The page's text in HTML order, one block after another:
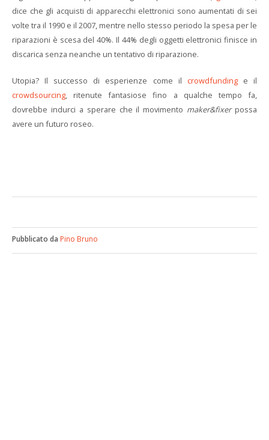
dice che gli acquisti di apparecchi elettronici sono aumentati di sei
volte tra il 1990 e il 2007, mentre nello stesso periodo la spesa per le
riparazioni è scesa del 40%. Il 44% degli oggetti elettronici finisce in
discarica senza neanche un tentativo di riparazione.
Utopia? Il successo di esperienze come il crowdfundinge il
crowdsourcing, ritenute fantasiose fino a qualche tempo fa,
dovrebbe indurci a sperare che il movimento maker&fixerpossa
avere un futuro roseo.
Pubblicato da Pino Bruno